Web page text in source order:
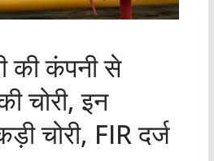
की कंपनी से
चोरी, इन
चोरी, FIR दर्ज